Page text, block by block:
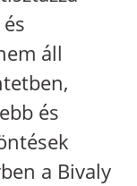
áll
és
a Bivaly